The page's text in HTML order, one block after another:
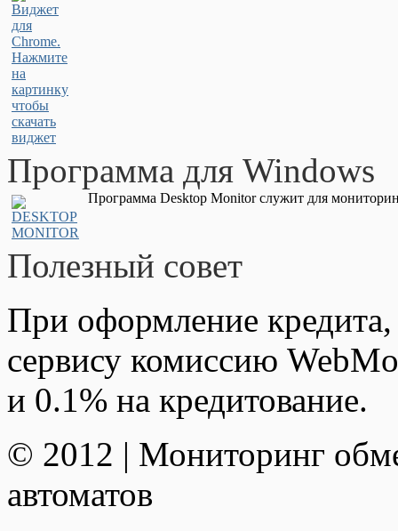
Программа для Windows
Программа Desktop Monitor служит для
Полезный совет
При оформление
сервису комиссию
и 0.1% на кредитование.
© 2012 | Мониторинг
автоматов